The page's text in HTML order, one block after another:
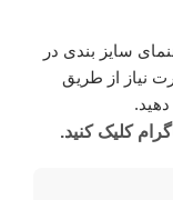
سایز بندی در
نیاز از طریق
دهید.
کلیک کنید.